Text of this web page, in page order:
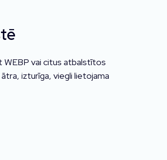
WEBP vai citus atbalstītos
izturīga, viegli lietojama